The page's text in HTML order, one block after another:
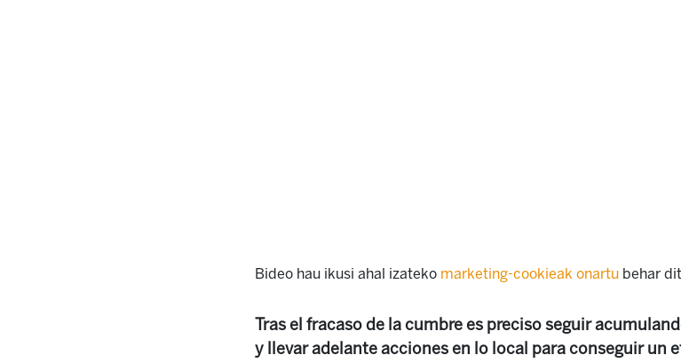
Bideo hau ikusi ahal izateko marketing-cookieak onartu behar
Tras el fracaso de la cumbre es preciso seguir
y llevar adelante acciones en lo local para conseguir un